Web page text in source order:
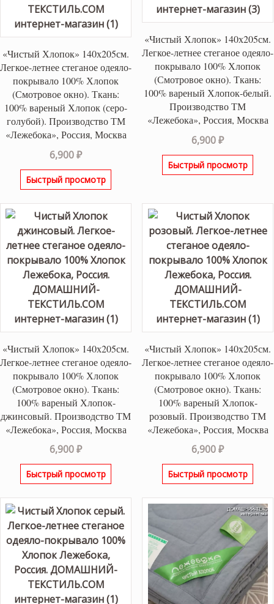
«Чистый Хлопок» 140х205см.
Легкое-летнее стеганое одеяло-
покрывало 100% Хлопок
(Смотровое окно). Ткань:
100% вареный Хлопок (серо-
голубой). Производство ТМ
«Лежебока», Россия, Москва
6,900₽
Быстрый просмотр
«Чистый Хлопок» 140х205см.
Легкое-летнее стеганое одеяло-
покрывало 100% Хлопок
(Смотровое окно). Ткань:
100% вареный Хлопок-белый.
Производство ТМ
«Лежебока», Россия, Москва
6,900₽
Быстрый просмотр
«Чистый Хлопок» 140х205см.
Легкое-летнее стеганое одеяло-
покрывало 100% Хлопок
(Смотровое окно). Ткань:
100% вареный Хлопок-
джинсовый. Производство ТМ
«Лежебока», Россия, Москва
6,900₽
Быстрый просмотр
«Чистый Хлопок» 140х205см.
Легкое-летнее стеганое одеяло-
покрывало 100% Хлопок
(Смотровое окно). Ткань:
100% вареный Хлопок-
розовый. Производство ТМ
«Лежебока», Россия, Москва
6,900₽
Быстрый просмотр